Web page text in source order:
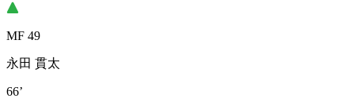
MF 49
永田 貫太
66’